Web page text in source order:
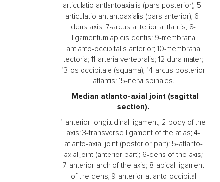
articulatio antlantoaxialis (pars posterior); 5-
articulatio antlantoaxialis (pars anterior); 6-
dens axis; 7-arcus anterior antlantis; 8-
ligamentum apicis dentis; 9-membrana
antlanto-occipitalis anterior; 10-membrana
tectoria; 11-arteria vertebralis; 12-dura mater;
13-os occipitale (squama); 14-arcus posterior
atlantis; 15-nervi spinales.
Median atlanto-axial joint (sagittal
section).
1-anterior longitudinal ligament; 2-body of the
axis; 3-transverse ligament of the atlas; 4-
atlanto-axial joint (posterior part); 5-atlanto-
axial joint (anterior part); 6-dens of the axis;
7-anterior arch of the axis; 8-apical ligament
of the dens; 9-anterior atlanto-occipital